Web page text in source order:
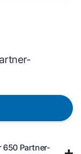
650 Partner-